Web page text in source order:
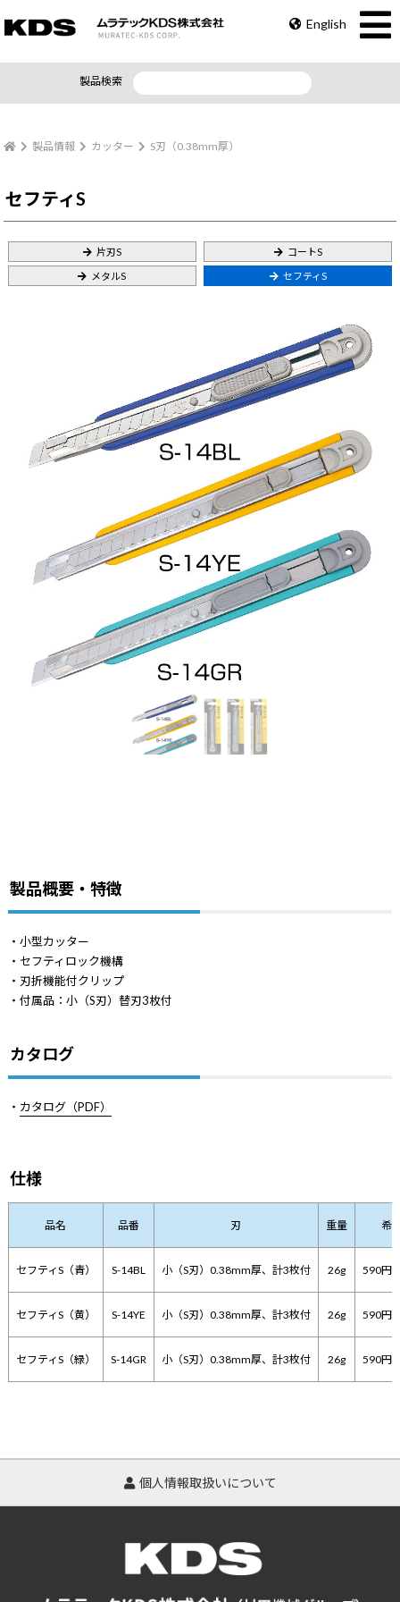
English
製品検索
製品情報 カッター S刃（0.38mm厚）
セフティS
片刃S コートS
メタルS セフティS
製品概要・特徴
・小型カッター
・セフティロック機構
・刃折機能付クリップ
・付属品：小（S刃）替刃3枚付
カタログ
・ カタログ（PDF）
仕様
品名 品番 刃 重量 希
セフティS（青） S-14BL 小（S刃）0.38mm厚、計3枚付 26g 590円
セフティS（黄） S-14YE 小（S刃）0.38mm厚、計3枚付 26g 590円
セフティS（緑） S-14GR 小（S刃）0.38mm厚、計3枚付 26g 590円
個人情報取扱いについて